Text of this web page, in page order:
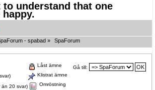
understand that one
- spabad » SpaForum
Gå till:
än 20 svar)
Låst ämne
Klistrat ämne
Omröstning